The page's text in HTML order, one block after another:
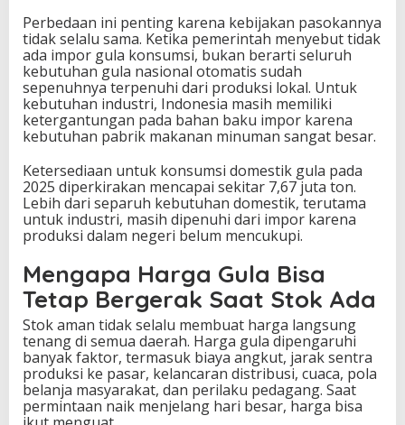
Perbedaan ini penting karena kebijakan pasokannya
tidak selalu sama. Ketika pemerintah menyebut tidak
ada impor gula konsumsi, bukan berarti seluruh
kebutuhan gula nasional otomatis sudah
sepenuhnya terpenuhi dari produksi lokal. Untuk
kebutuhan industri, Indonesia masih memiliki
ketergantungan pada bahan baku impor karena
kebutuhan pabrik makanan minuman sangat besar.
Ketersediaan untuk konsumsi domestik gula pada
2025 diperkirakan mencapai sekitar 7,67 juta ton.
Lebih dari separuh kebutuhan domestik, terutama
untuk industri, masih dipenuhi dari impor karena
produksi dalam negeri belum mencukupi.
Mengapa Harga Gula Bisa
Tetap Bergerak Saat Stok Ada
Stok aman tidak selalu membuat harga langsung
tenang di semua daerah. Harga gula dipengaruhi
banyak faktor, termasuk biaya angkut, jarak sentra
produksi ke pasar, kelancaran distribusi, cuaca, pola
belanja masyarakat, dan perilaku pedagang. Saat
permintaan naik menjelang hari besar, harga bisa